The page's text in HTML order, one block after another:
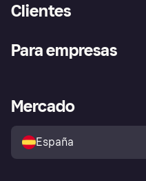
Clientes
Inicio de sesión
Directorio de tiendas
Política de protección al
comprador de Klarna
Reclamaciones
Para empresas
Acceso empresas
Mercado
España